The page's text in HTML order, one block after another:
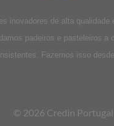
inovadores de alta qualidade
padeiros e pasteleiros a
Fazemos isso
© 2026 Credin Portugal